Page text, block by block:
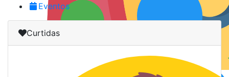
Eventos
Curtidas